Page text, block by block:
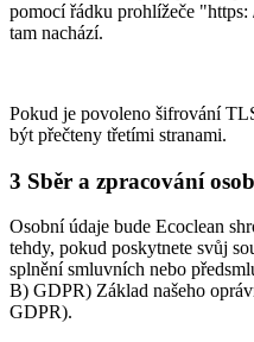
pomocí řádku prohlížeče
tam nachází.
Pokud je povoleno šifrování
být přečteny třetími stranami.
3 Sběr a zpracování
Osobní údaje bude Ecoclean
tehdy, pokud poskytnete svůj
splnění smluvních nebo
B) GDPR) Základ našeho
GDPR).